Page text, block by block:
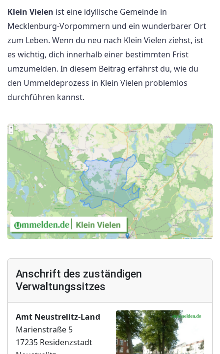
Klein Vielen ist eine idyllische Gemeinde in
Mecklenburg-Vorpommern und ein wunderbarer Ort
zum Leben. Wenn du neu nach Klein Vielen ziehst, ist
es wichtig, dich innerhalb einer bestimmten Frist
umzumelden. In diesem Beitrag erfährst du, wie du
den Ummeldeprozess in Klein Vielen problemlos
durchführen kannst.
Anschrift des zuständigen
Verwaltungssitzes
Amt Neustrelitz-Land
Marienstraße 5
17235 Residenzstadt